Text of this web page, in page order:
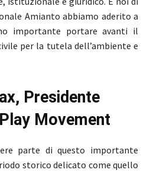
Amianto abbiamo aderito a
importante portare avanti il
per la tutela dell’ambiente e
Presidente
Movement
parte di questo importante
storico delicato come quello